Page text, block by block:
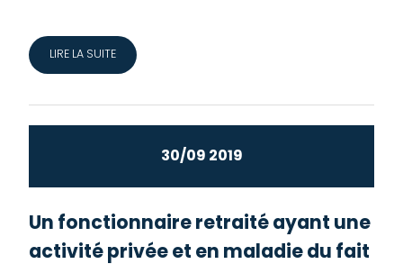
LIRE LA SUITE
30/09 2019
Un fonctionnaire retraité ayant une
activité privée et en maladie du fait